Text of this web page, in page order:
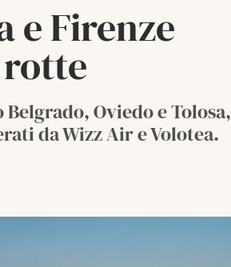
e Firenze
Oviedo e Tolosa,
da Wizz Air e Volotea.